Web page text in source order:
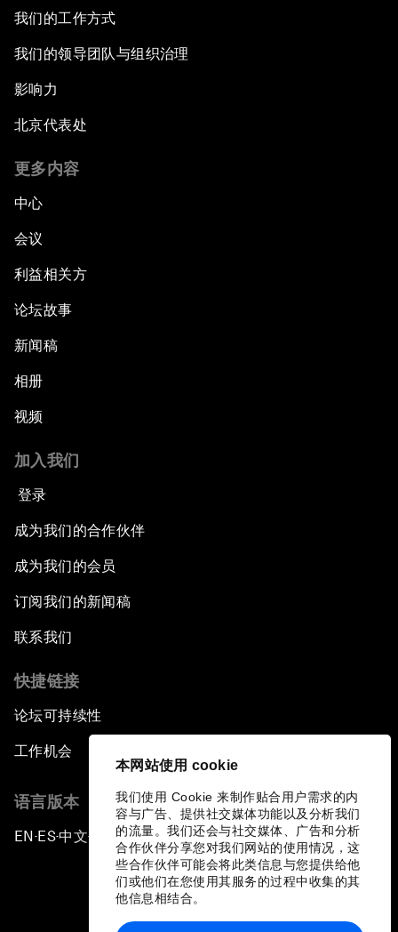
本网站使用 cookie
我们使用 Cookie 来制作贴合用户需求的内
容与广告、提供社交媒体功能以及分析我们
的流量。我们还会与社交媒体、广告和分析
合作伙伴分享您对我们网站的使用情况，这
些合作伙伴可能会将此类信息与您提供给他
们或他们在您使用其服务的过程中收集的其
他信息相结合。
我们的工作方式
我们的领导团队与组织治理
影响力
北京代表处
更多内容
中心
会议
利益相关方
论坛故事
新闻稿
相册
视频
加入我们
登录
成为我们的合作伙伴
成为我们的会员
订阅我们的新闻稿
联系我们
快捷链接
论坛可持续性
工作机会
语言版本
EN ▪ES▪中文▪ 日本語